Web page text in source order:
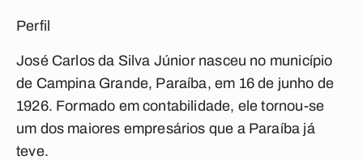
Perfil
José Carlos da Silva Júnior nasceu no município
de Campina Grande, Paraíba, em 16 de junho de
1926. Formado em contabilidade, ele tornou-se
um dos maiores empresários que a Paraíba já
teve.